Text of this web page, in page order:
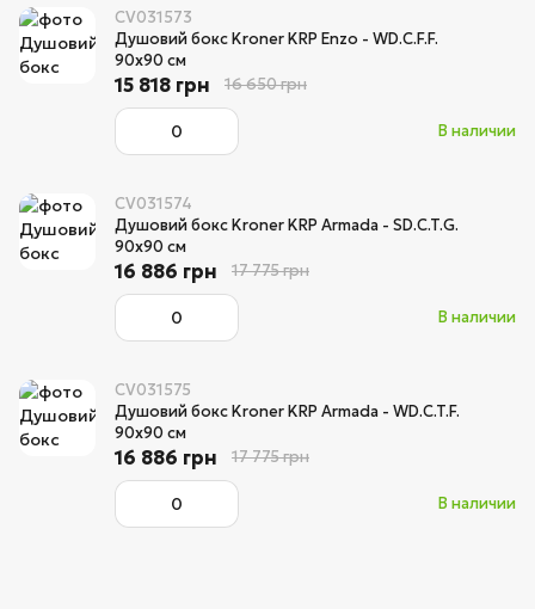
CV031573
Душовий бокс Kroner KRP Enzo - WD.C.F.F.
90x90 см
В наличии
15 818 грн 16 650 грн
CV031574
Душовий бокс Kroner KRP Armada - SD.C.T.G.
90x90 см
В наличии
16 886 грн 17 775 грн
CV031575
Душовий бокс Kroner KRP Armada - WD.C.T.F.
90x90 см
В наличии
16 886 грн 17 775 грн